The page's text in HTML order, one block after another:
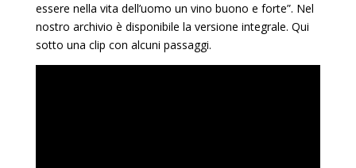
essere nella vita dell’uomo un vino buono e forte”. Nel
nostro archivio è disponibile la versione integrale. Qui
sotto una clip con alcuni passaggi.